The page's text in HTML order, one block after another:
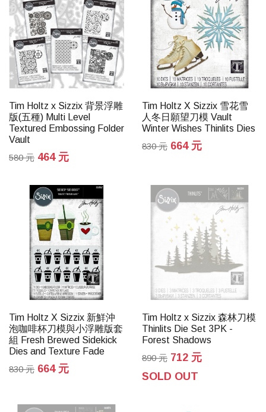
Tim Holtz x Sizzix 背景浮雕
版(五種) Multi Level
Textured Embossing Folder
Vault
580 元 464 元
Tim Holtz X Sizzix 雪花雪
人冬日願望刀模 Vault
Winter Wishes Thinlits Dies
830 元 664 元
Tim Holtz X Sizzix 新鮮沖
泡咖啡杯刀模與小浮雕版套
組 Fresh Brewed Sidekick
Dies and Texture Fade
830 元 664 元
Tim Holtz x Sizzix 森林刀模
Thinlits Die Set 3PK -
Forest Shadows
890 元 712 元
SOLD OUT